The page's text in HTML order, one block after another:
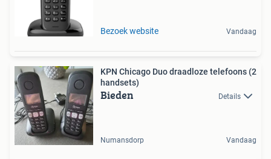
Bezoek website Vandaag
KPN Chicago Duo draadloze telefoons (2
handsets)
Bieden Details
Numansdorp Vandaag